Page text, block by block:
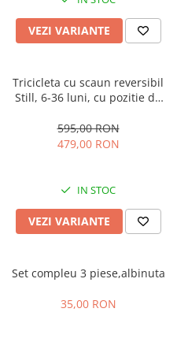
Bluze, pieptarase, mentite
Ciorapi
Pantaloni de exterior
Bluze si pulovere
Hainute bumbac organic
Bluze, pieptarase, mentite
Pantaloni de exterior
Bluze si pulovere
Babetele
Cos depozitare jucarii
Jocuri educative si de societate
Mingii
Jucarii gonflabile
Jucarii de nisip
Trotinete si biciclete
Carucioare papusi
Incaltaminte de panza
VEZI VARIANTE
Tricicleta cu scaun reversibil
Still, 6-36 luni, cu pozitie de
cu lumini si muzica, SL07
595,00 RON
479,00 RON
IN STOC
VEZI VARIANTE
Set compleu 3 piese,albinuta
35,00 RON